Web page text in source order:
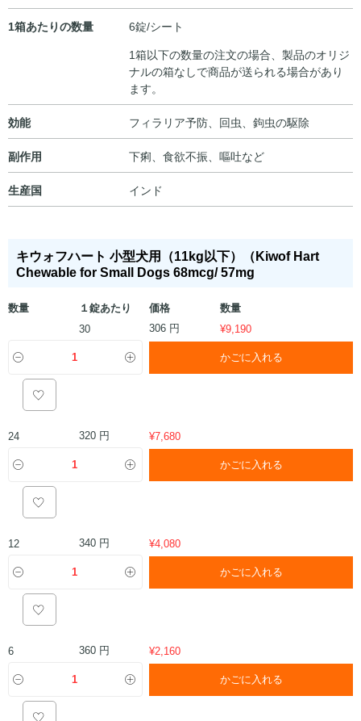
1箱あたりの数量
6錠/シート
1箱以下の数量の注文の場合、製品のオリジ
ナルの箱なしで商品が送られる場合があり
ます。
効能 フィラリア予防、回虫、鉤虫の駆除
副作用 下痢、食欲不振、嘔吐など
生産国 インド
キウォフハート 小型犬用（11kg以下）（Kiwof Hart
Chewable for Small Dogs 68mcg/ 57mg
数量 １錠あたり 価格
数量
30
306 円 ¥9,190
かごに入れる
24 320 円 ¥7,680
かごに入れる
12 340 円 ¥4,080
かごに入れる
6 360 円 ¥2,160
かごに入れる